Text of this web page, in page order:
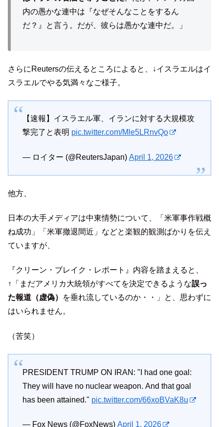
内の愚かな連中は『なぜそんなことをするん
だ？』と言う。だが、彼らは愚かな連中だ。」
さらにReutersの伝えるところによると、↓イスラエルはイ
スラエルでやる気満々なご様子。
【速報】イスラエル軍、イランに対する大規模攻
撃完了と表明 pic.twitter.com/Mle5LRnvQo
— ロイター (@ReutersJapan) April 1, 2026
他方、
日本の大手メディアは中東情勢について、「米軍事作戦概
ね成功」「米軍撤退間近」などと楽観的観測ばかりを伝え
ていますが、
『クリーン・ブレイク・レポート』内容を踏まえると、
↑「まだアメリカ大統領がすべてを決定できるような誤っ
た報道（虚偽）
を垂れ流しているのか・・」と、思わずに
はいられません。
（苦笑）
PRESIDENT TRUMP ON IRAN: "I had one goal:
They will have no nuclear weapon. And that goal
has been attained." pic.twitter.com/66xoBVaK8u
— Fox News (@FoxNews) April 1, 2026